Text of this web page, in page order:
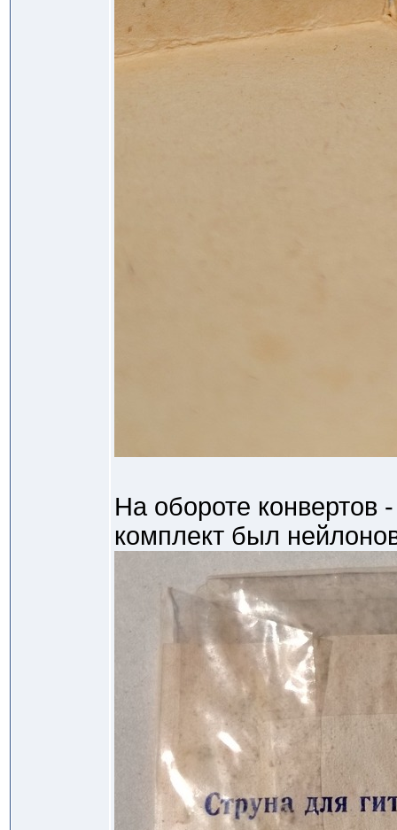
На обороте конвертов
комплект был